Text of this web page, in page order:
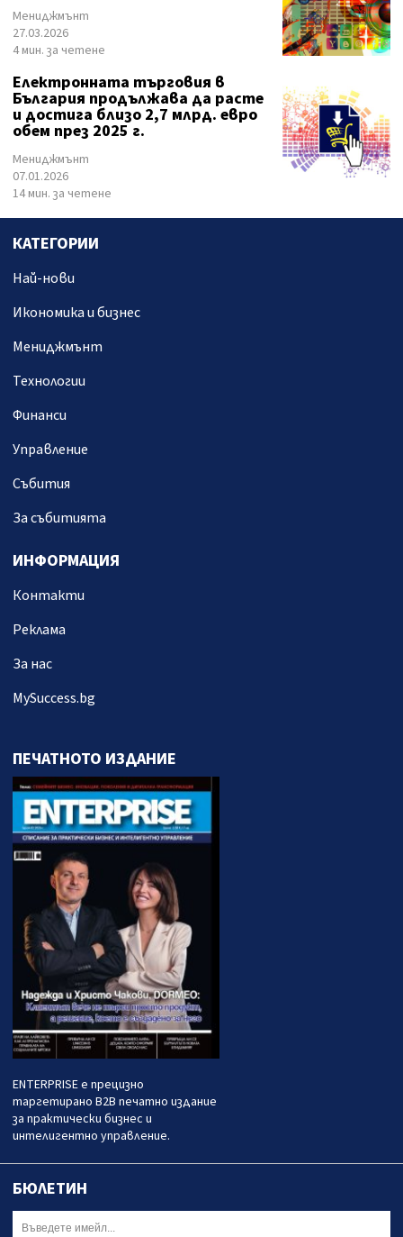
Мениджмънт
27.03.2026
4 мин. за четене
Електронната търговия в
България продължава да расте
и достига близо 2,7 млрд. евро
обем през 2025 г.
Мениджмънт
07.01.2026
14 мин. за четене
КАТЕГОРИИ
Най-нови
Икономика и бизнес
Мениджмънт
Технологии
Финанси
Управление
Събития
За събитията
ИНФОРМАЦИЯ
Контакти
Реклама
За нас
MySuccess.bg
ПЕЧАТНОТО ИЗДАНИЕ
ENTERPRISE е прецизно
таргетирано B2B печатно издание
за практически бизнес и
интелигентно управление.
БЮЛЕТИН